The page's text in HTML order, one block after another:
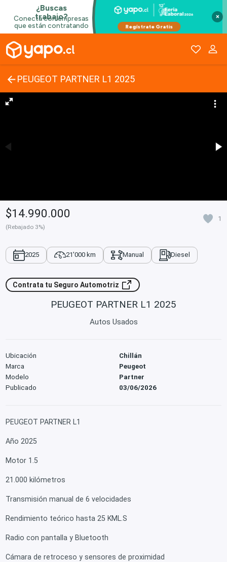
×
PEUGEOT PARTNER L1 2025
$14.990.000
(Rebajado 3%)
1
2025 21'000 km Manual Diesel
Contrata tu Seguro Automotriz
PEUGEOT PARTNER L1 2025
Autos Usados
Ubicación
Chillán
Marca
Peugeot
Modelo
Partner
Publicado
03/06/2026
PEUGEOT PARTNER L1
Año 2025
Motor 1.5
21.000 kilómetros
Transmisión manual de 6 velocidades
Rendimiento teórico hasta 25 KML.S
Radio con pantalla y Bluetooth
Cámara de retroceso y sensores de proximidad